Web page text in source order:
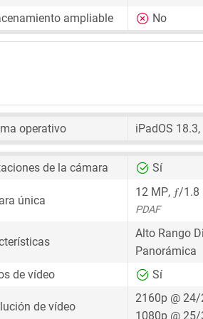
ampliable
No
operativo iPadOS
de la cámara Sí
única
12 MP, ƒ/1.8
PDAF
Alto Rango
Panorámica
de vídeo
Sí
de vídeo
2160p @
1080p @